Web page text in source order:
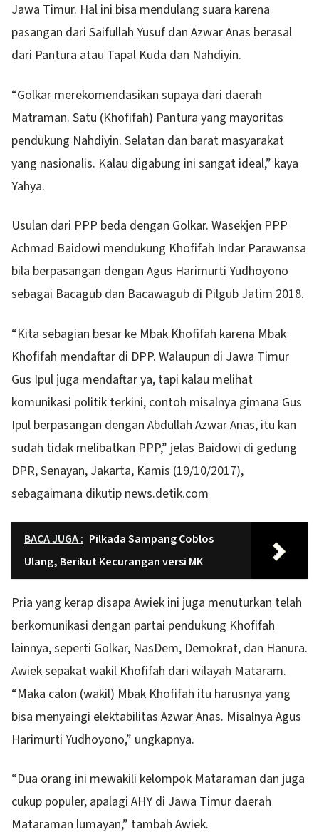
Jawa Timur. Hal ini bisa mendulang suara karena
pasangan dari Saifullah Yusuf dan Azwar Anas berasal
dari Pantura atau Tapal Kuda dan Nahdiyin.
“Golkar merekomendasikan supaya dari daerah
Matraman. Satu (Khofifah) Pantura yang mayoritas
pendukung Nahdiyin. Selatan dan barat masyarakat
yang nasionalis. Kalau digabung ini sangat ideal,” kaya
Yahya.
Usulan dari PPP beda dengan Golkar. Wasekjen PPP
Achmad Baidowi mendukung Khofifah Indar Parawansa
bila berpasangan dengan Agus Harimurti Yudhoyono
sebagai Bacagub dan Bacawagub di Pilgub Jatim 2018.
“Kita sebagian besar ke Mbak Khofifah karena Mbak
Khofifah mendaftar di DPP. Walaupun di Jawa Timur
Gus Ipul juga mendaftar ya, tapi kalau melihat
komunikasi politik terkini, contoh misalnya gimana Gus
Ipul berpasangan dengan Abdullah Azwar Anas, itu kan
sudah tidak melibatkan PPP,” jelas Baidowi di gedung
DPR, Senayan, Jakarta, Kamis (19/10/2017),
sebagaimana dikutip news.detik.com
BACA JUGA : Pilkada Sampang Coblos
Ulang, Berikut Kecurangan versi MK
Pria yang kerap disapa Awiek ini juga menuturkan telah
berkomunikasi dengan partai pendukung Khofifah
lainnya, seperti Golkar, NasDem, Demokrat, dan Hanura.
Awiek sepakat wakil Khofifah dari wilayah Mataram.
“Maka calon (wakil) Mbak Khofifah itu harusnya yang
bisa menyaingi elektabilitas Azwar Anas. Misalnya Agus
Harimurti Yudhoyono,” ungkapnya.
“Dua orang ini mewakili kelompok Mataraman dan juga
cukup populer, apalagi AHY di Jawa Timur daerah
Mataraman lumayan,” tambah Awiek.